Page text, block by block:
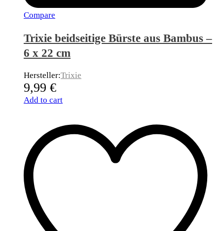
Compare
Trixie beidseitige Bürste aus Bambus –
6 x 22 cm
Hersteller:Trixie
9,99 €
Add to cart